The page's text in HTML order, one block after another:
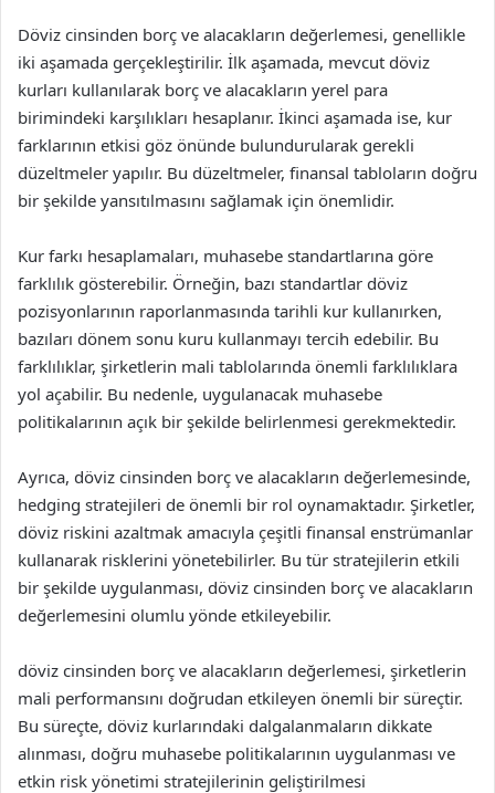
Döviz cinsinden borç ve alacakların değerlemesi, genellikle
iki aşamada gerçekleştirilir. İlk aşamada, mevcut döviz
kurları kullanılarak borç ve alacakların yerel para
birimindeki karşılıkları hesaplanır. İkinci aşamada ise, kur
farklarının etkisi göz önünde bulundurularak gerekli
düzeltmeler yapılır. Bu düzeltmeler, finansal tabloların doğru
bir şekilde yansıtılmasını sağlamak için önemlidir.
Kur farkı hesaplamaları, muhasebe standartlarına göre
farklılık gösterebilir. Örneğin, bazı standartlar döviz
pozisyonlarının raporlanmasında tarihli kur kullanırken,
bazıları dönem sonu kuru kullanmayı tercih edebilir. Bu
farklılıklar, şirketlerin mali tablolarında önemli farklılıklara
yol açabilir. Bu nedenle, uygulanacak muhasebe
politikalarının açık bir şekilde belirlenmesi gerekmektedir.
Ayrıca, döviz cinsinden borç ve alacakların değerlemesinde,
hedging stratejileri de önemli bir rol oynamaktadır. Şirketler,
döviz riskini azaltmak amacıyla çeşitli finansal enstrümanlar
kullanarak risklerini yönetebilirler. Bu tür stratejilerin etkili
bir şekilde uygulanması, döviz cinsinden borç ve alacakların
değerlemesini olumlu yönde etkileyebilir.
döviz cinsinden borç ve alacakların değerlemesi, şirketlerin
mali performansını doğrudan etkileyen önemli bir süreçtir.
Bu süreçte, döviz kurlarındaki dalgalanmaların dikkate
alınması, doğru muhasebe politikalarının uygulanması ve
etkin risk yönetimi stratejilerinin geliştirilmesi